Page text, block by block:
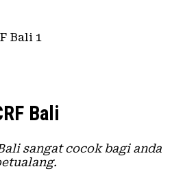
Bali
sangat cocok bagi anda